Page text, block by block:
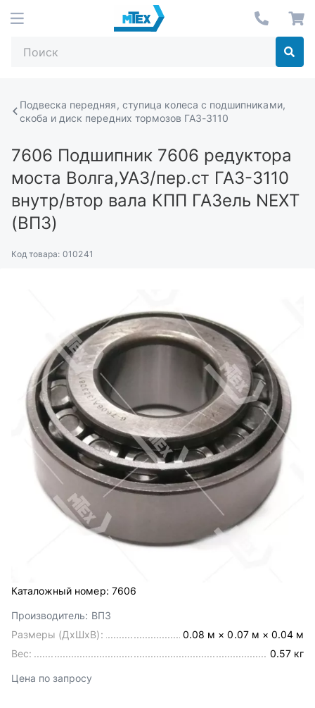
Подвеска передняя, ступица колеса с подшипниками,
скоба и диск передних тормозов ГАЗ-3110
7606 Подшипник 7606 редуктора
моста Волга,УАЗ/пер.ст ГАЗ-3110
внутр/втор вала КПП ГАЗель NEXT
(ВПЗ)
Код товара: 010241
Каталожный номер: 7606
Производитель: ВПЗ
Размеры (ДхШхВ):
0.08 м × 0.07 м × 0.04 м
Вес:
0.57 кг
Цена по запросу